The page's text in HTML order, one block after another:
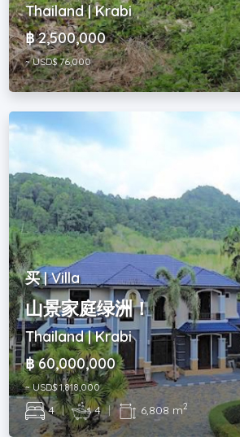
Thailand | Krabi
฿ 2,500,000
~ USD$ 76,000
买 | Villa
山景家庭绿洲！
Thailand | Krabi
฿ 60,000,000
~ USD$ 1,818,000
4 | 4 | 6,808 m2